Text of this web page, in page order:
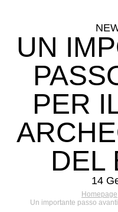
UN
PER
DEL
14
Homepage
Un importante passo